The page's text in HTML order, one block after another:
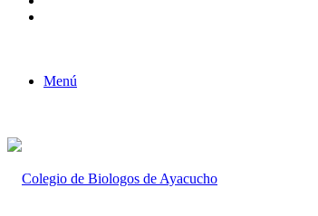
Menú